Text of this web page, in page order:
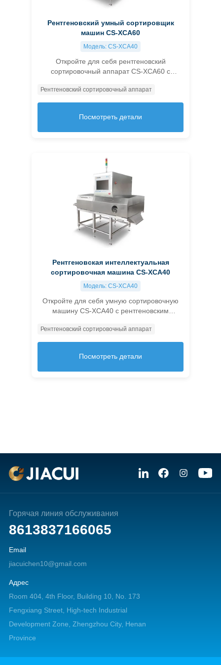
Рентгеновский умный сортировщик
машин CS-XCA60
Модель: CS-XCA40
Откройте для себя рентгеновский
сортировочный аппарат CS-XCA60 с
многомерного обнаружения, улучшения
качества продукции и снижения затрат.
Рентгеновский сортировочный аппарат
Посмотреть детали
Рентгеновская интеллектуальная
сортировочная машина CS-XCA40
Модель: CS-XCA40
Откройте для себя умную сортировочную
машину CS-XCA40 с рентгеновским
обнаружения, чтобы улучшить качество
продукта и снизить затраты.
Рентгеновский сортировочный аппарат
Посмотреть детали
Горячая линия обслуживания
8613837166065
Email
jiacuichen10@gmail.com
Адрес
Room 404, 4th Floor, Building 10, No. 173
Fengxiang Street, High-tech Industrial
Development Zone, Zhengzhou City, Henan
Province